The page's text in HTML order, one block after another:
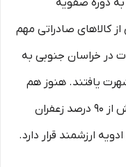
به دوره صفویه
از کالاهای صادراتی مهم
در خراسان جنوبی به
یافتند. هنوز هم
پس از گذشت قرن‌ها، ایران با تولید بیش از ۹۰ درصد زعفران
ارزشمند قرار دارد.